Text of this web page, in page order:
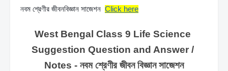
নবম শ্রেণীর জীবনবিজ্ঞান সাজেশন Click here
West Bengal Class 9 Life Science
Suggestion Question and Answer /
Notes - নবম শ্রেণীর জীবন বিজ্ঞান সাজেশন